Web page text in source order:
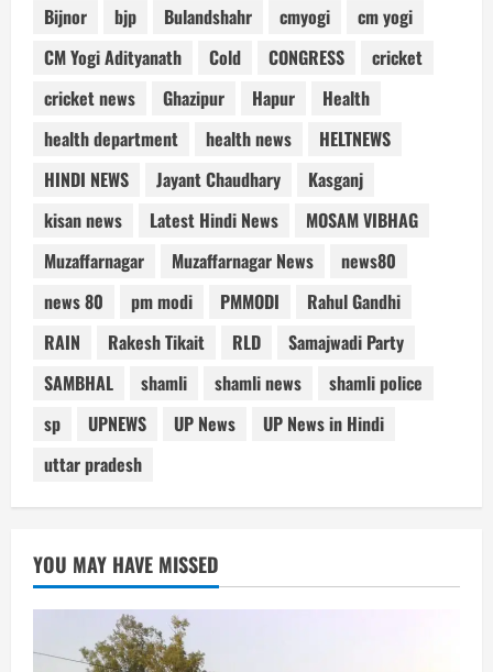
Bijnor
bjp Bulandshahr cmyogi
cm yogi
CM Yogi Adityanath
Cold CONGRESS
cricket
cricket news
Ghazipur Hapur
Health
health department
health news
HELTNEWS
HINDI NEWS
Jayant Chaudhary
Kasganj
kisan news
Latest Hindi News
MOSAM VIBHAG
Muzaffarnagar
Muzaffarnagar News
news80
news 80
pm modi PMMODI
Rahul Gandhi
RAIN
Rakesh Tikait RLD
Samajwadi Party
SAMBHAL
shamli shamli news
shamli police
sp
UPNEWS UP News
UP News in Hindi
uttar pradesh
YOU MAY HAVE MISSED